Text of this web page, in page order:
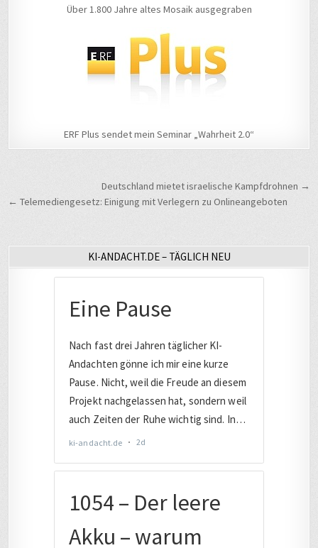
Über 1.800 Jahre altes Mosaik ausgegraben
ERF Plus sendet mein Seminar „Wahrheit 2.0“
BeitragsnavigationDeutschland mietet israelische Kampfdrohnen →
← Telemediengesetz: Einigung mit Verlegern zu Onlineangeboten
KI-ANDACHT.DE – TÄGLICH NEU